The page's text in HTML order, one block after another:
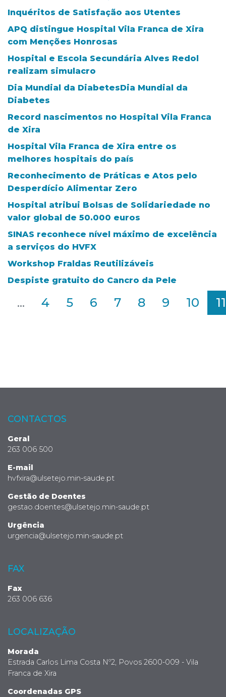
Inquéritos de Satisfação aos Utentes
APQ distingue Hospital Vila Franca de Xira
com Menções Honrosas
Hospital e Escola Secundária Alves Redol
realizam simulacro
Dia Mundial da DiabetesDia Mundial da
Diabetes
Record nascimentos no Hospital Vila Franca
de Xira
Hospital Vila Franca de Xira entre os
melhores hospitais do país
Reconhecimento de Práticas e Atos pelo
Desperdício Alimentar Zero
Hospital atribui Bolsas de Solidariedade no
valor global de 50.000 euros
SINAS reconhece nível máximo de excelência
a serviços do HVFX
Workshop Fraldas Reutilizáveis
Despiste gratuito do Cancro da Pele
... 4 5 6 7 8 9 10 11
CONTACTOS
Geral
263 006 500
E-mail
hvfxira@ulsetejo.min-saude.pt
Gestão de Doentes
gestao.doentes@ulsetejo.min-saude.pt
Urgência
urgencia@ulsetejo.min-saude.pt
FAX
Fax
263 006 636
LOCALIZAÇÃO
Morada
Estrada Carlos Lima Costa Nº2, Povos 2600-009 - Vila
Franca de Xira
Coordenadas GPS